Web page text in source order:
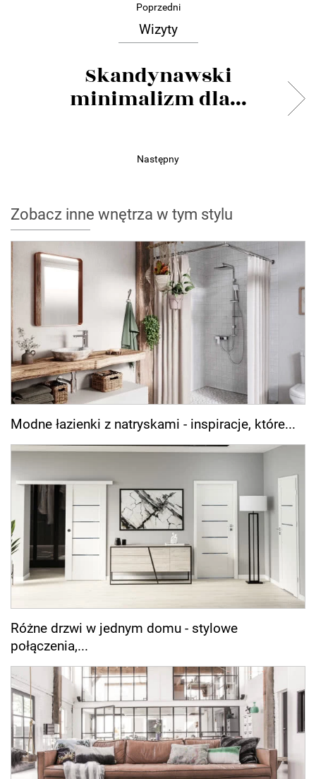
Poprzedni
Wizyty
Skandynawski
minimalizm dla...
Następny
Zobacz inne wnętrza w tym stylu
Modne łazienki z natryskami - inspiracje, które...
Różne drzwi w jednym domu - stylowe
połączenia,...